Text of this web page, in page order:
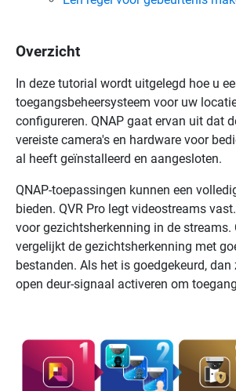
Overzicht
In deze tutorial wordt uitgelegd hoe u
toegangsbeheersysteem voor uw
configureren. QNAP gaat ervan uit dat
vereiste camera's en hardware voor
al heeft geïnstalleerd en aangesloten.
QNAP-toepassingen kunnen een
bieden. QVR Pro legt videostreams vast.
voor gezichtsherkenning in de streams.
vergelijkt de gezichtsherkenning met
bestanden. Als het is goedgekeurd, dan
open deur-signaal activeren om